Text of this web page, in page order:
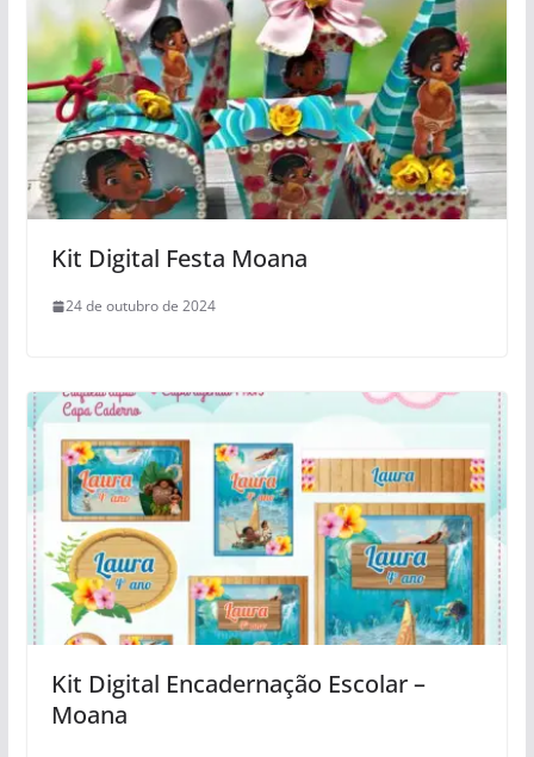
Kit Digital Festa Moana
24 de outubro de 2024
Kit Digital Encadernação Escolar –
Moana